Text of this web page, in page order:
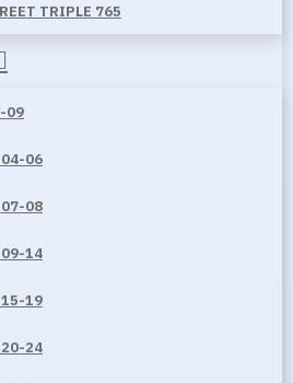
TRIPLE 765
09
04-06
07-08
09-14
15-19
20-24